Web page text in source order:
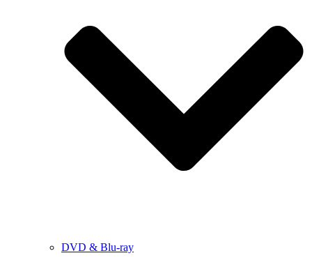
DVD & Blu-ray